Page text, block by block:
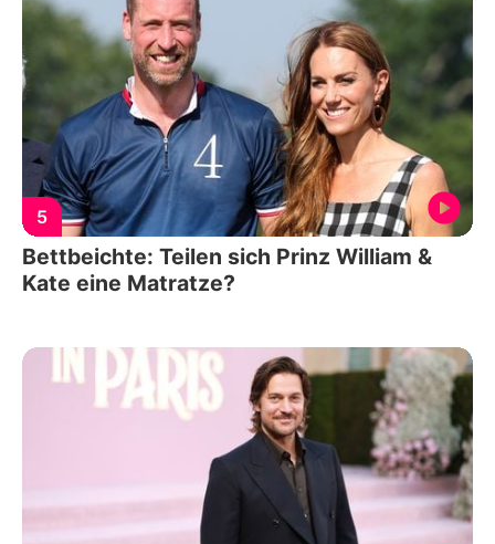
5
Bettbeichte: Teilen sich Prinz William &
Kate eine Matratze?